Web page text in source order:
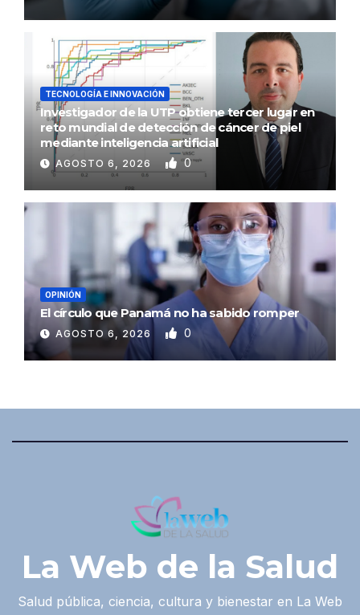
TECNOLOGÍA E INNOVACIÓN
Investigador de la UTP obtiene tercer lugar en
reto mundial de detección de cáncer de piel
mediante inteligencia artificial
AGOSTO 6, 2026 0
OPINIÓN
El círculo que Panamá no ha sabido romper
AGOSTO 6, 2026 0
La Web de la Salud
Salud pública, ciencia, cultura y bienestar en La Web